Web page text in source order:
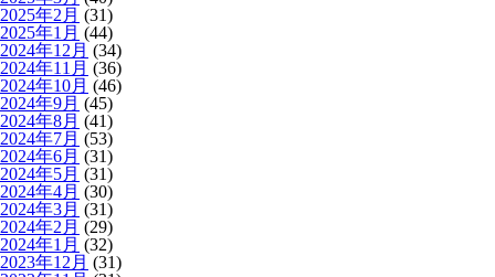
2025年2月 (31)
2025年1月 (44)
2024年12月 (34)
2024年11月 (36)
2024年10月 (46)
2024年9月 (45)
2024年8月 (41)
2024年7月 (53)
2024年6月 (31)
2024年5月 (31)
2024年4月 (30)
2024年3月 (31)
2024年2月 (29)
2024年1月 (32)
2023年12月 (31)